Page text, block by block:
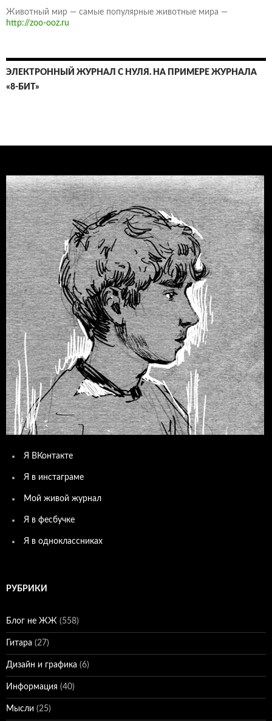
Животный мир — самые популярные животные мира —
http://zoo-ooz.ru
ЭЛЕКТРОННЫЙ ЖУРНАЛ С НУЛЯ. НА ПРИМЕРЕ ЖУРНАЛА
«8-БИТ»
Я ВКонтакте
Я в инстаграме
Мой живой журнал
Я в фесбучке
Я в одноклассниках
РУБРИКИ
Блог не ЖЖ (558)
Гитара (27)
Дизайн и графика (6)
Информация (40)
Мысли (25)